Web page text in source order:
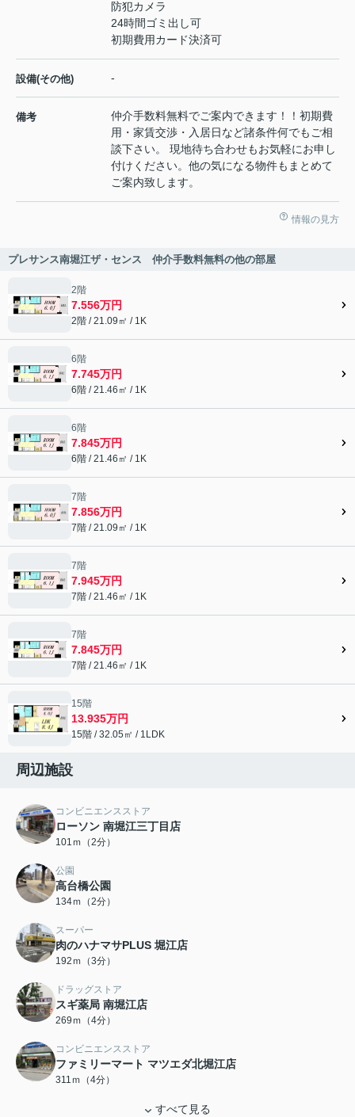
防犯カメラ
24時間ゴミ出し可
初期費用カード決済可
設備(その他) -
備考
仲介手数料無料でご案内できます！！初期費
用・家賃交渉・入居日など諸条件何でもご相
談下さい。 現地待ち合わせもお気軽にお申し
付けください。他の気になる物件もまとめて
ご案内致します。
情報の見方
プレサンス南堀江ザ・センス 仲介手数料無料の他の部屋
2階
7.556万円
2階 / 21.09㎡ / 1K
6階
7.745万円
6階 / 21.46㎡ / 1K
6階
7.845万円
6階 / 21.46㎡ / 1K
7階
7.856万円
7階 / 21.09㎡ / 1K
7階
7.945万円
7階 / 21.46㎡ / 1K
7階
7.845万円
7階 / 21.46㎡ / 1K
15階
13.935万円
15階 / 32.05㎡ / 1LDK
周辺施設
コンビニエンスストア
ローソン 南堀江三丁目店
101ｍ（2分）
公園
高台橋公園
134ｍ（2分）
スーパー
肉のハナマサPLUS 堀江店
192ｍ（3分）
ドラッグストア
スギ薬局 南堀江店
269ｍ（4分）
コンビニエンスストア
ファミリーマート マツエダ北堀江店
311ｍ（4分）
すべて見る